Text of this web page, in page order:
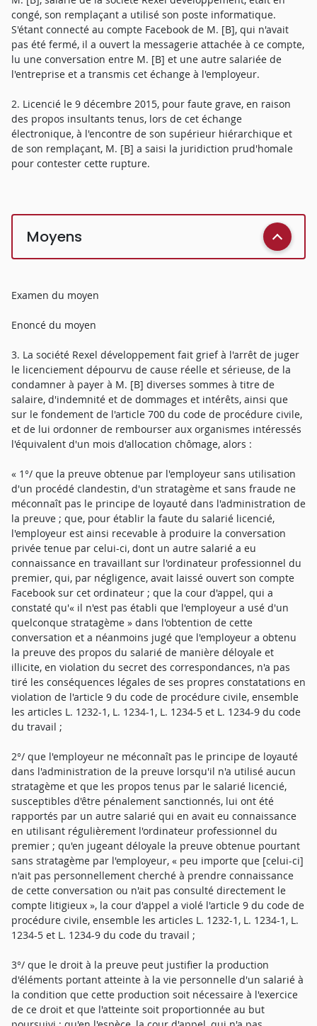
congé, son remplaçant a utilisé son poste informatique.
S'étant connecté au compte Facebook de M. [B], qui n'avait
pas été fermé, il a ouvert la messagerie attachée à ce compte,
lu une conversation entre M. [B] et une autre salariée de
l'entreprise et a transmis cet échange à l'employeur.
2. Licencié le 9 décembre 2015, pour faute grave, en raison
des propos insultants tenus, lors de cet échange
électronique, à l'encontre de son supérieur hiérarchique et
de son remplaçant, M. [B] a saisi la juridiction prud'homale
pour contester cette rupture.
Moyens
Examen du moyen
Enoncé du moyen
3. La société Rexel développement fait grief à l'arrêt de juger
le licenciement dépourvu de cause réelle et sérieuse, de la
condamner à payer à M. [B] diverses sommes à titre de
salaire, d'indemnité et de dommages et intérêts, ainsi que
sur le fondement de l'article 700 du code de procédure civile,
et de lui ordonner de rembourser aux organismes intéressés
l'équivalent d'un mois d'allocation chômage, alors :
« 1°/ que la preuve obtenue par l'employeur sans utilisation
d'un procédé clandestin, d'un stratagème et sans fraude ne
méconnaît pas le principe de loyauté dans l'administration de
la preuve ; que, pour établir la faute du salarié licencié,
l'employeur est ainsi recevable à produire la conversation
privée tenue par celui-ci, dont un autre salarié a eu
connaissance en travaillant sur l'ordinateur professionnel du
premier, qui, par négligence, avait laissé ouvert son compte
Facebook sur cet ordinateur ; que la cour d'appel, qui a
constaté qu'« il n'est pas établi que l'employeur a usé d'un
quelconque stratagème » dans l'obtention de cette
conversation et a néanmoins jugé que l'employeur a obtenu
la preuve des propos du salarié de manière déloyale et
illicite, en violation du secret des correspondances, n'a pas
tiré les conséquences légales de ses propres constatations en
violation de l'article 9 du code de procédure civile, ensemble
les articles L. 1232-1, L. 1234-1, L. 1234-5 et L. 1234-9 du code
du travail ;
2°/ que l'employeur ne méconnaît pas le principe de loyauté
dans l'administration de la preuve lorsqu'il n'a utilisé aucun
stratagème et que les propos tenus par le salarié licencié,
susceptibles d'être pénalement sanctionnés, lui ont été
rapportés par un autre salarié qui en avait eu connaissance
en utilisant régulièrement l'ordinateur professionnel du
premier ; qu'en jugeant déloyale la preuve obtenue pourtant
sans stratagème par l'employeur, « peu importe que [celui-ci]
n'ait pas personnellement cherché à prendre connaissance
de cette conversation ou n'ait pas consulté directement le
compte litigieux », la cour d'appel a violé l'article 9 du code de
procédure civile, ensemble les articles L. 1232-1, L. 1234-1, L.
1234-5 et L. 1234-9 du code du travail ;
3°/ que le droit à la preuve peut justifier la production
d'éléments portant atteinte à la vie personnelle d'un salarié à
la condition que cette production soit nécessaire à l'exercice
de ce droit et que l'atteinte soit proportionnée au but